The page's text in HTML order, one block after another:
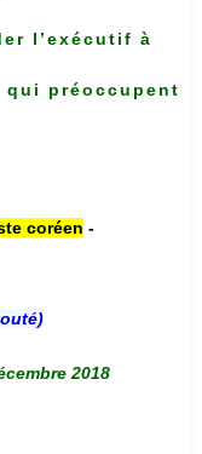
l’exécutif à
qui préoccupent
coréen -
)
2018